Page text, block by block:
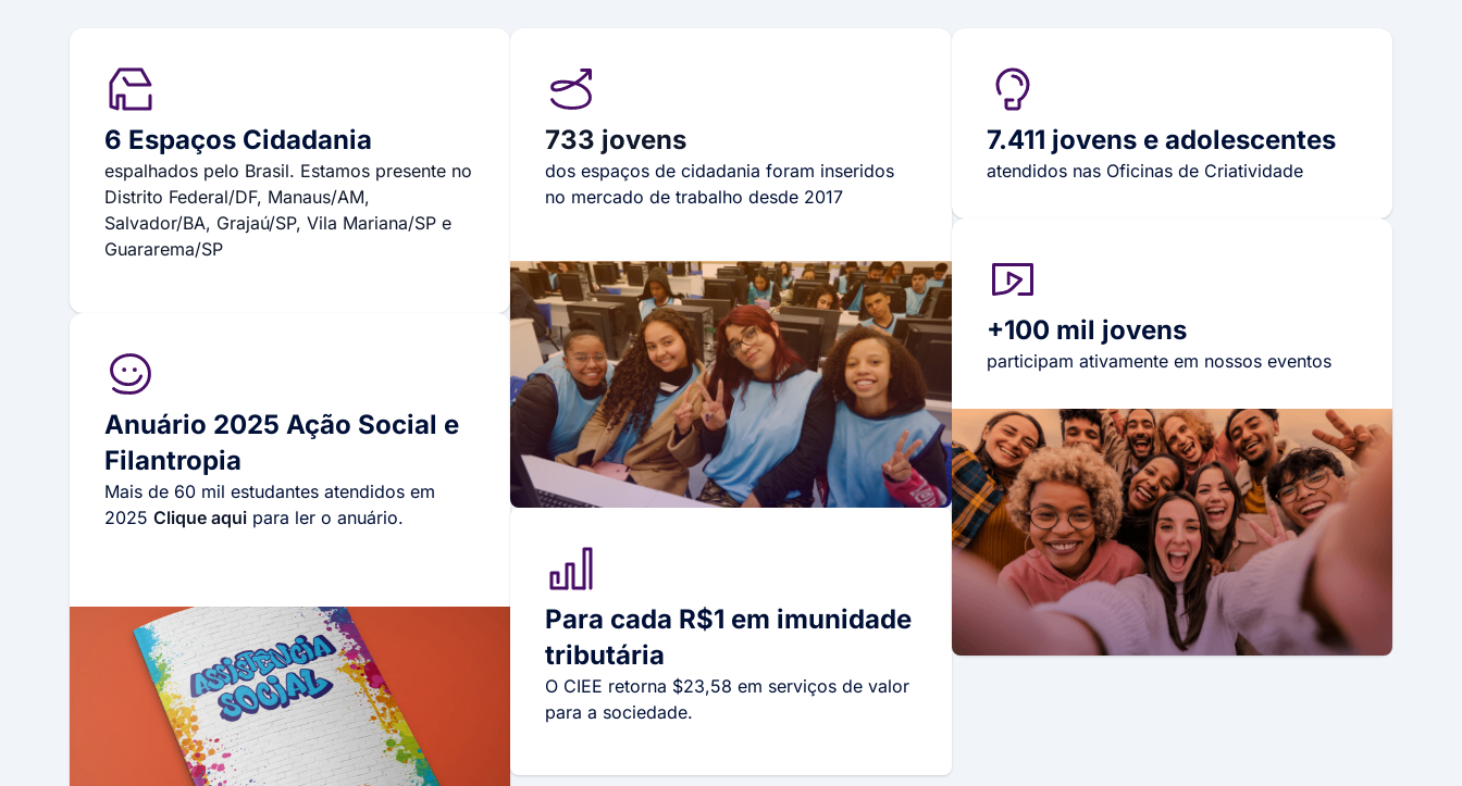
6 Espaços Cidadania
espalhados pelo Brasil. Estamos presente no
Distrito Federal/DF, Manaus/AM,
Salvador/BA, Grajaú/SP, Vila Mariana/SP e
Guararema/SP
Anuário 2025 Ação Social e
Filantropia
Mais de 60 mil estudantes atendidos em
2025 Clique aqui para ler o anuário.
733 jovens
dos espaços de cidadania foram inseridos
no mercado de trabalho desde 2017
Para cada R$1 em imunidade
tributária
O CIEE retorna $23,58 em serviços de valor
para a sociedade.
7.411 jovens e adolescentes
atendidos nas Oficinas de Criatividade
+100 mil jovens
participam ativamente em nossos eventos